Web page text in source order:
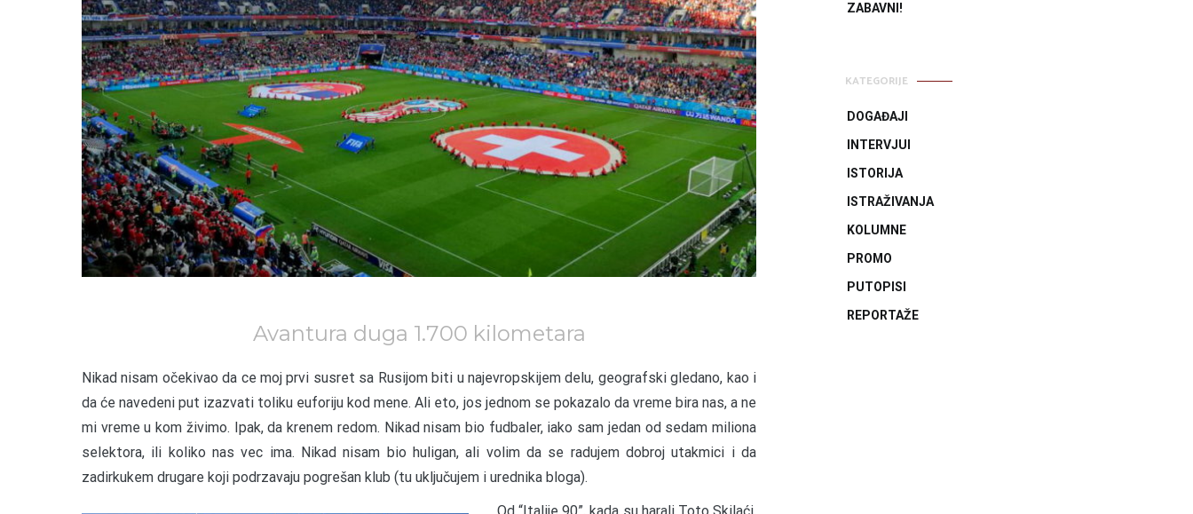
Avantura duga 1.700 kilometara
Nikad nisam očekivao da ce moj prvi susret sa Rusijom biti u najevropskijem delu, geografski gledano, kao i
da će navedeni put izazvati toliku euforiju kod mene. Ali eto, jos jednom se pokazalo da vreme bira nas, a ne
mi vreme u kom živimo. Ipak, da krenem redom. Nikad nisam bio fudbaler, iako sam jedan od sedam miliona
selektora, ili koliko nas vec ima. Nikad nisam bio huligan, ali volim da se radujem dobroj utakmici i da
zadirkukem drugare koji podrzavaju pogrešan klub (tu uključujem i urednika bloga).
ZABAVNI!
KATEGORIJE
DOGAĐAJI
INTERVJUI
ISTORIJA
ISTRAŽIVANJA
KOLUMNE
PROMO
PUTOPISI
REPORTAŽE